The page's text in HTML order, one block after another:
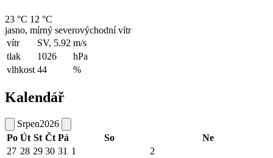
23 °C 12 °C
jasno, mírný severovýchodní vítr
vítr
SV, 5.92 m/s
tlak
1026
hPa
vlhkost 44 %
Kalendář
Srpen2026
Po Út St Čt Pá So
Ne
27 28 29 30 31 1 2